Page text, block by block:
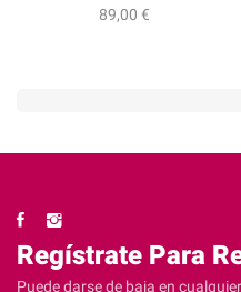
89,00 €
Regístrate Para
Puede darse de baja en